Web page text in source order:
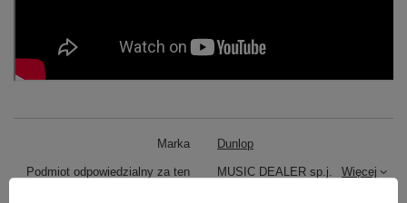
Marka Dunlop
Podmiot odpowiedzialny za ten
MUSIC DEALER sp.j. Więcej